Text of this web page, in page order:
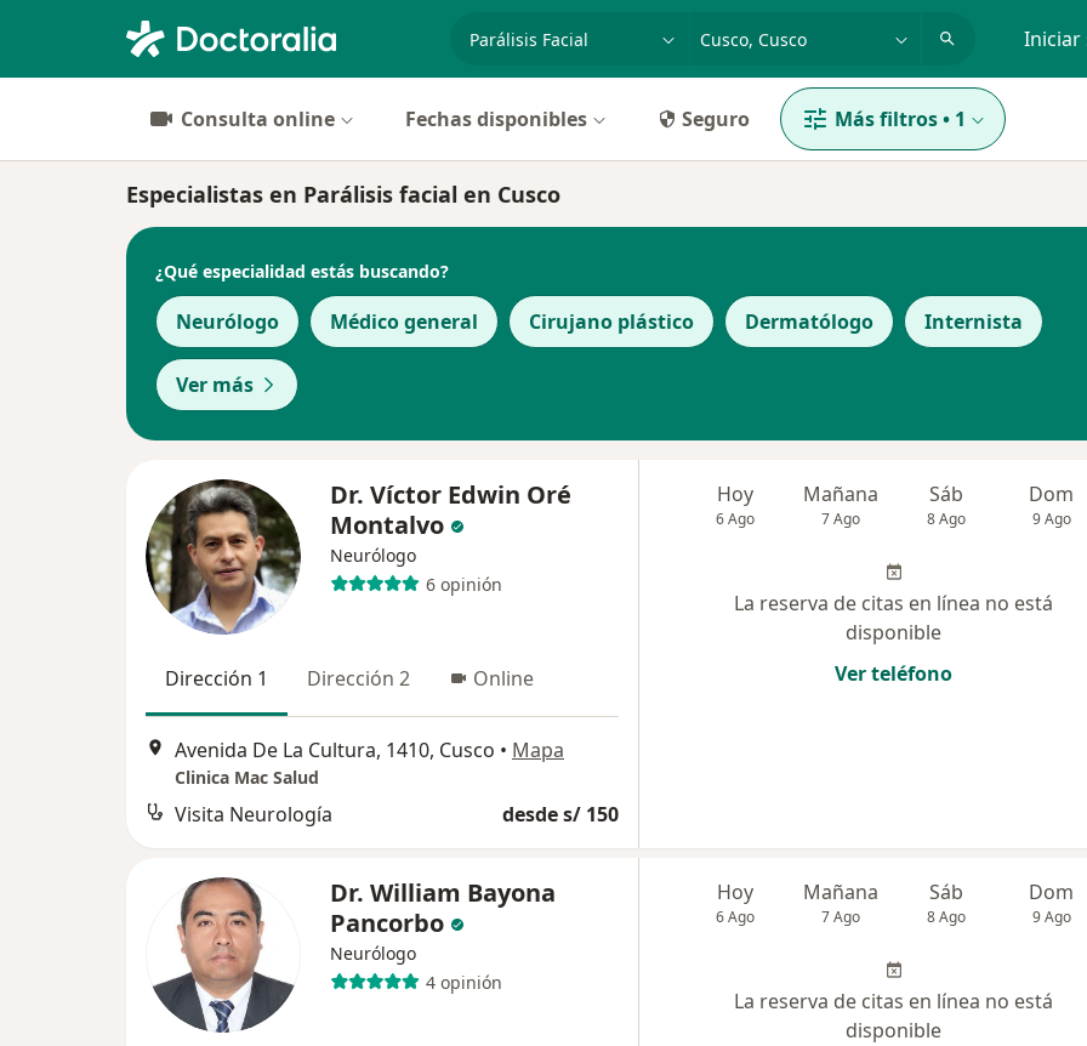
especialidad, enfermedad o nombre Iniciar
Consulta online Fechas disponibles Seguro Más filtros• 1
Especialistas en Parálisis facial en Cusco
¿Qué especialidad estás buscando?
Neurólogo Médico general Cirujano plástico Dermatólogo Internista
Ver más
Dr. Víctor Edwin Oré
Montalvo
Neurólogo
6 opinión
Dirección 1 Dirección 2 Online
Avenida De La Cultura, 1410, Cusco • Mapa
Clinica Mac Salud
Visita Neurología desde s/ 150
Hoy
6 Ago
Mañana
7 Ago
Sáb
8 Ago
Dom
9 Ago
La reserva de citas en línea no está
disponible
Ver teléfono
Dr. William Bayona
Pancorbo
Neurólogo
4 opinión
Hoy
6 Ago
Mañana
7 Ago
Sáb
8 Ago
Dom
9 Ago
La reserva de citas en línea no está
disponible